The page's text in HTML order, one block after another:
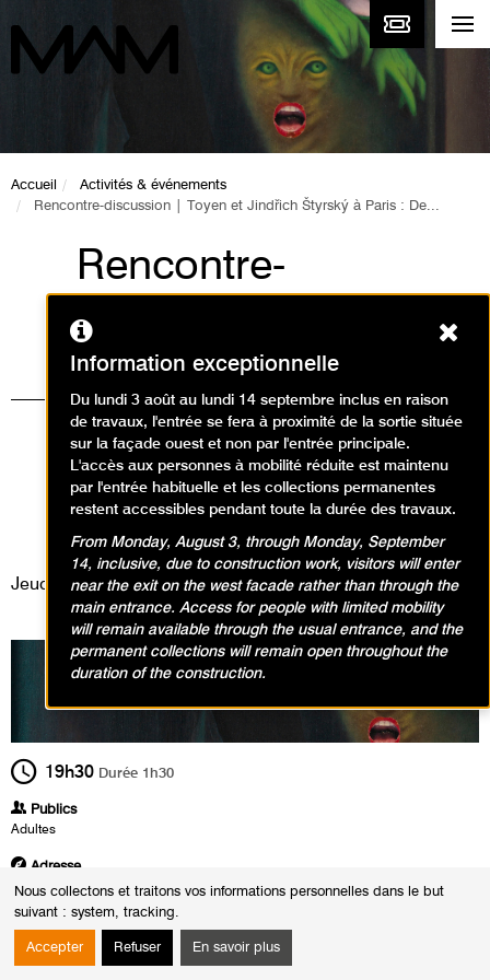
Nous collectons et traitons vos informations personnelles dans le but
suivant : system, tracking.
Accepter Refuser En savoir plus
Accueil
Activités & événements
Rencontre-discussion | Toyen et Jindřich Štyrský à Paris : De...
Rencontre-
discussion | Toyen
et Jindřich Štyrský à
Paris : De l
´artificialisme au
surréalisme
Événement, Conférence
Jeudi 16 juin 2022
19h30 Durée 1h30
Publics
Adultes
Adresse
Salle Matisse - Niveau 3 du musée
Le : Jeudi 16 juin 2022 de 19h30 à 21h00
Information exceptionnelle
Du lundi 3 août au lundi 14 septembre inclus en raison
de travaux, l'entrée se fera à proximité de la sortie située
sur la façade ouest et non par l'entrée principale.
L'accès aux personnes à mobilité réduite est maintenu
par l'entrée habituelle et les collections permanentes
restent accessibles pendant toute la durée des travaux.
From Monday, August 3, through Monday, September
14, inclusive, due to construction work, visitors will enter
near the exit on the west facade rather than through the
main entrance. Access for people with limited mobility
will remain available through the usual entrance, and the
permanent collections will remain open throughout the
duration of the construction.